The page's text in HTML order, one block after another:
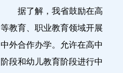
据了解，我省鼓励在高
等教育、职业教育领域开展
中外合作办学。允许在高中
阶段和幼儿教育阶段进行中